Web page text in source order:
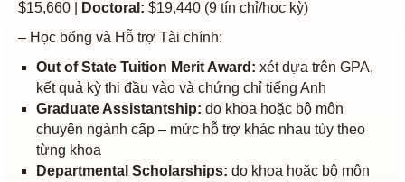
$15,660 |
Doctoral: $19,440 (9 tín chỉ/học kỳ)
– Học bổng và Hỗ trợ Tài chính:
Out of State Tuition Merit Award: xét dựa trên GPA,
kết quả kỳ thi đầu vào và chứng chỉ tiếng Anh
Graduate Assistantship: do khoa hoặc bộ môn
chuyên ngành cấp – mức hỗ trợ khác nhau tùy theo
từng khoa
Departmental Scholarships: do khoa hoặc bộ môn